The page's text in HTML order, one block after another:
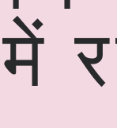
में